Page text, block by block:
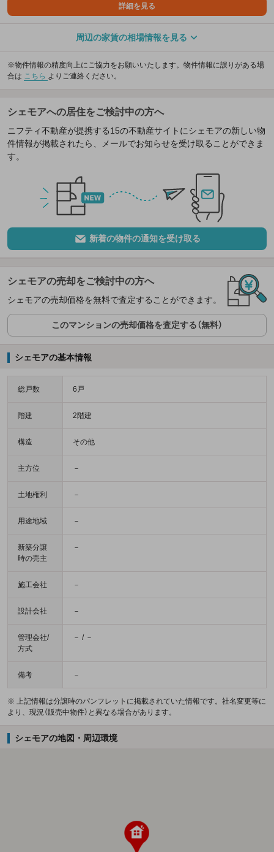
詳細を見る
周辺の家賃の相場情報を見る
※物件情報の精度向上にご協力をお願いいたします。物件情報に誤りがある場
合は こちら よりご連絡ください。
シェモアへの居住をご検討中の方へ
ニフティ不動産が提携する15の不動産サイトにシェモアの新しい物
件情報が掲載されたら、メールでお知らせを受け取ることができま
す。
新着の物件の通知を受け取る
シェモアの売却をご検討中の方へ
シェモアの売却価格を無料で査定することができます。
このマンションの売却価格を査定する（無料）
シェモアの基本情報
総戸数 6戸
階建 2階建
構造 その他
主方位 －
土地権利 －
用途地域 －
新築分譲
時の売主
－
施工会社 －
設計会社 －
管理会社/
方式
－ / －
備考 －
※ 上記情報は分譲時のパンフレットに掲載されていた情報です。社名変更等に
より、現況（販売中物件）と異なる場合があります。
シェモアの地図・周辺環境